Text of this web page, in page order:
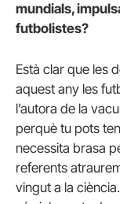
mundials,
futbolistes?
Està clar que les
aquest any les
l’autora de la
perquè tu pots
necessita brasa
referents
vingut a la